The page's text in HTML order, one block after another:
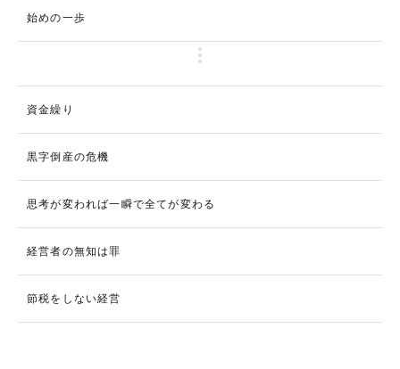
始めの一歩
資金繰り
黒字倒産の危機
思考が変われば一瞬で全てが変わる
経営者の無知は罪
節税をしない経営